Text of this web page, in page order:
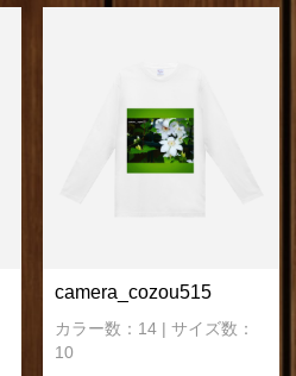
camera_cozou515
カラー数：14 | サイズ数：
10